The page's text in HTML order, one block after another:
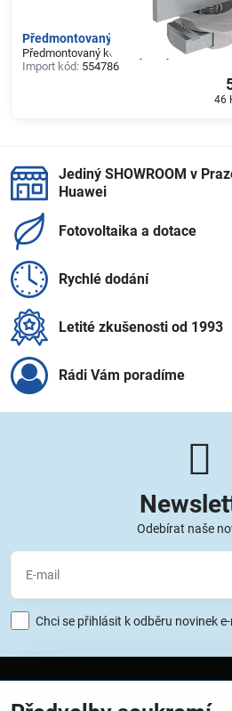
Předmontovaný koncový úchyt PM F
Předmontovaný koncový úchyt PM F 30
Import kód: 554786
46
Jediný SHOWROOM v
Huawei
Fotovoltaika a dotace
Rychlé dodání
Letité zkušenosti od 1993
Rádi Vám poradíme
Odebírat naše
Chci se přihlásit k odběru novinek